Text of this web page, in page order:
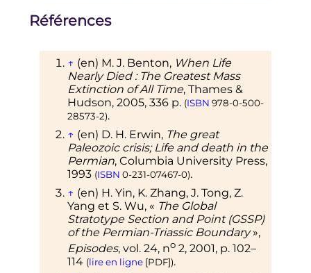
Références
↑ (en) M. J. Benton, When Life
Nearly Died : The Greatest Mass
Extinction of All Time, Thames &
Hudson, 2005, 336 p. (ISBN 978-0-500-
28573-2).
↑ (en) D. H. Erwin, The great
Paleozoic crisis; Life and death in the
Permian, Columbia University Press,
1993 (ISBN 0-231-07467-0).
↑ (en) H. Yin, K. Zhang, J. Tong, Z.
Yang et S. Wu, « The Global
Stratotype Section and Point (GSSP)
of the Permian-Triassic Boundary »,
Episodes, vol. 24, no 2, 2001, p. 102–
114 (lire en ligne [PDF]).